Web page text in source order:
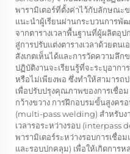
พารามิเตอร์ที่ตั้งค่าไว้กับลักษณะ
แนะนำผู้เรียนผ่านกระบวนการพั
จากตารางเวลาพื้นฐานที่ผู้ผลิตอุ
สู่การปรับแต่งตารางเวลาด้วยต
สังเกตเห็นได้และการวัดความลึ
ปฏิบัติงานจะเรียนรู้ที่จะระบุอาก
หรือไม่เพียงพอ ซึ่งทำให้สามารถ
เพื่อปรับปรุงคุณภาพของการเชื่อ
กว้างขวาง การฝึกอบรมขั้นสูงค
(multi-pass welding) สำหรับง
เวลารอระหว่างรอบ (interpass
พารามิเตอร์ระหว่างรอบการเชื่อ
และรอบปกคลุม) เพื่อให้เกิดการ